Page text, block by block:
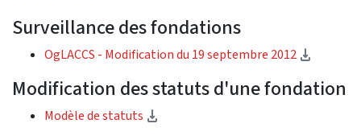
Surveillance des fondations
OgLACCS - Modification du 19 septembre 2012
Modification des statuts d'une fondation
Modèle de statuts